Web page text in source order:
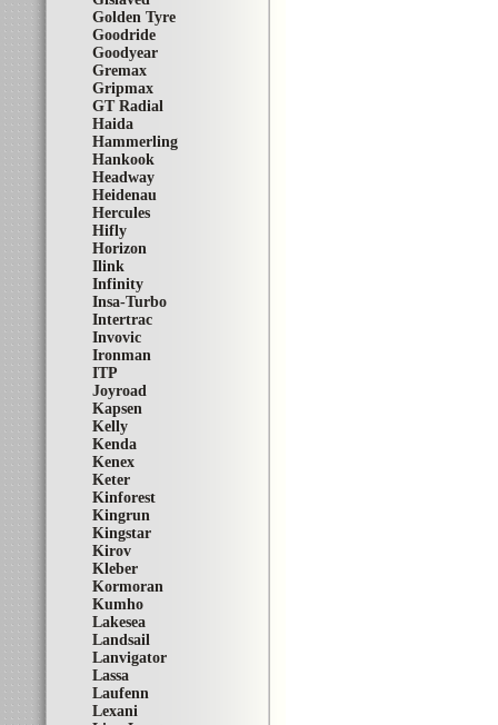
Golden Tyre
Goodride
Goodyear
Gremax
Gripmax
GT Radial
Haida
Hammerling
Hankook
Headway
Heidenau
Hercules
Hifly
Horizon
Ilink
Infinity
Insa-Turbo
Intertrac
Invovic
Ironman
ITP
Joyroad
Kapsen
Kelly
Kenda
Kenex
Keter
Kinforest
Kingrun
Kingstar
Kirov
Kleber
Kormoran
Kumho
Lakesea
Landsail
Lanvigator
Lassa
Laufenn
Lexani